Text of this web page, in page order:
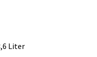
Liter